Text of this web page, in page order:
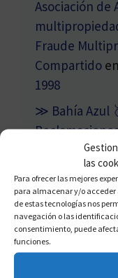
las
Para ofrecer las mejores
para almacenar y/o
de estas tecnologías nos
navegación o las
consentimiento, puede
funciones.
Asociación de
Fraude
Compartido en
1998
≫ Bahía Azul
Deuda De
Categorías